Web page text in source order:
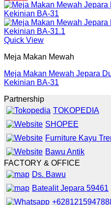
Quick View
Meja Makan Mewah
Meja Makan Mewah Jepara
Kekinian BA-31
Partnership
TOKOPEDIA
SHOPEE
Furniture Kayu
Bawu Antik
FACTORY & OFFICE
Ds. Bawu
Batealit Jepara 59461